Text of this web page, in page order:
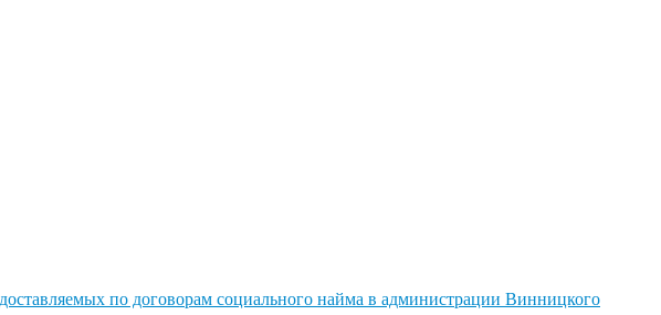
по договорам социального найма в администрации Винницкого